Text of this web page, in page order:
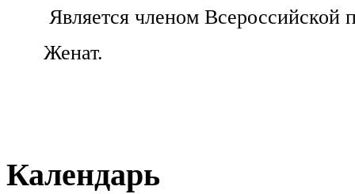
Является членом Всероссийской
Женат.
Календарь